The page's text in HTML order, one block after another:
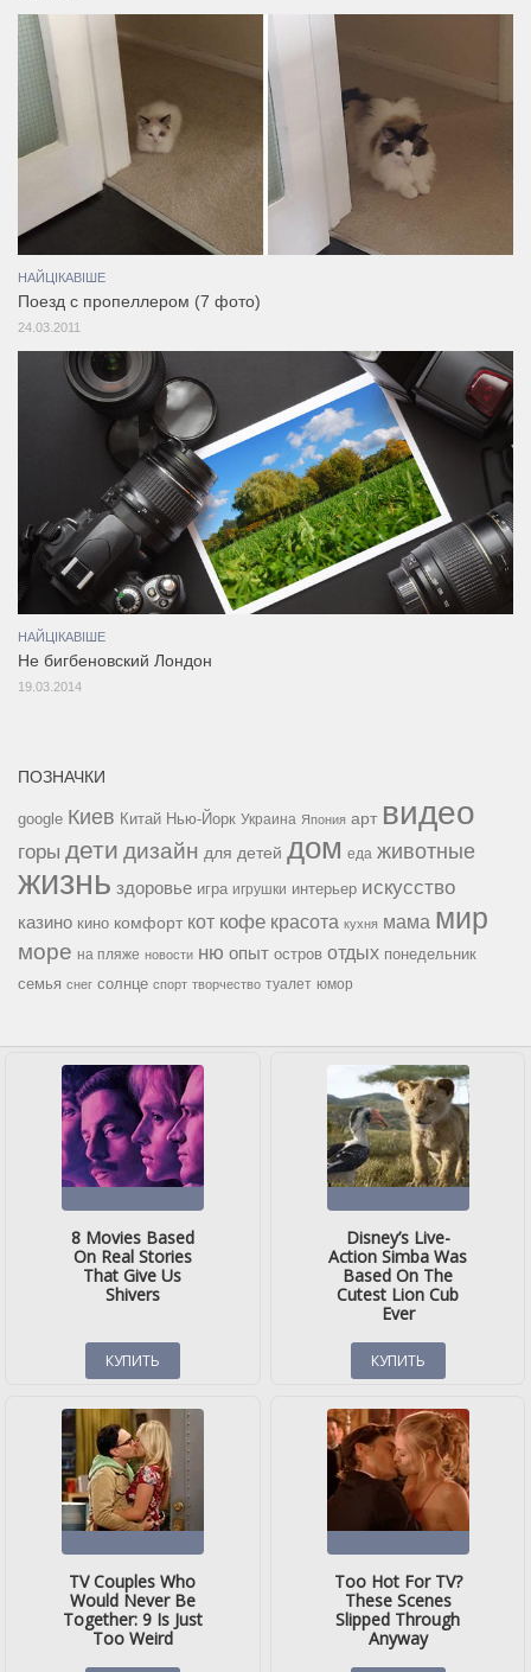
НАЙЦІКАВІШЕ
Поезд с пропеллером (7 фото)
24.03.2011
НАЙЦІКАВІШЕ
Не бигбеновский Лондон
19.03.2014
ПОЗНАЧКИ
google Киев Китай Нью-Йорк Украина Япония арт видео
горы дети дизайн для детей дом еда животные
жизнь здоровье игра игрушки интерьер искусство
казино кино комфорт кот кофе красота кухня мама мир
море на пляже новости ню опыт остров отдых понедельник
семья снег солнце спорт творчество туалет юмор